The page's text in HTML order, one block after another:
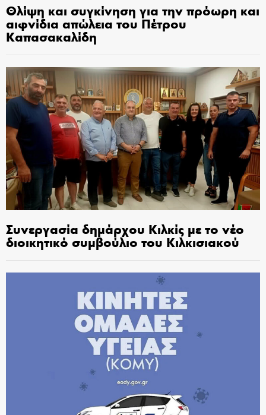
Θλίψη και συγκίνηση για την πρόωρη και
αιφνίδια απώλεια του Πέτρου
Καπασακαλίδη
Συνεργασία δημάρχου Κιλκίς με το νέο
διοικητικό συμβούλιο του Κιλκισιακού